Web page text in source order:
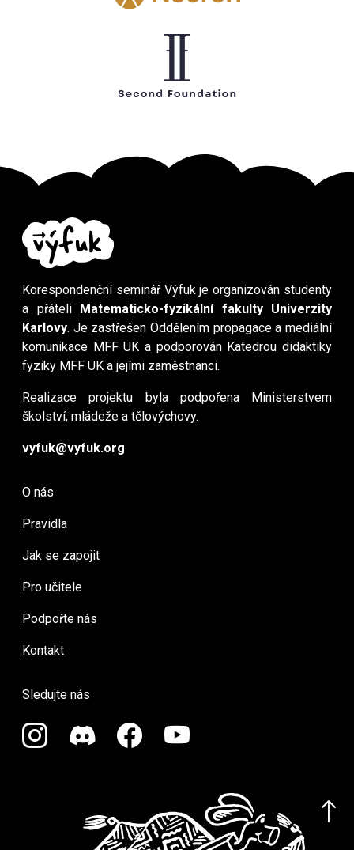
Korespondenční seminář Výfuk je organizován studenty
a přáteli Matematicko-fyzikální fakulty Univerzity
Karlovy. Je zastřešen Oddělením propagace a mediální
komunikace MFF UK a podporován Katedrou didaktiky
fyziky MFF UK a jejími zaměstnanci.
Realizace projektu byla podpořena Ministerstvem
školství, mládeže a tělovýchovy.
vyfuk@vyfuk.org
O nás
Pravidla
Jak se zapojit
Pro učitele
Podpořte nás
Kontakt
Sledujte nás